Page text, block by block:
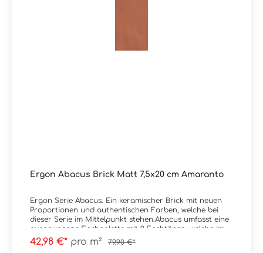
Ergon Abacus Brick Matt 7,5x20 cm Amaranto
Ergon Serie Abacus. Ein keramischer Brick mit neuen
Proportionen und authentischen Farben, welche bei
dieser Serie im Mittelpunkt stehen.Abacus umfasst eine
ausgewogene Farbpalette mit 9 Farbtönen, welche im
Spektrum von sehr kräftig bis natürlich liegen.
Erhältlich ist die Serie im Format 7,5x20
42,98 €* pro m² 79,90 €*